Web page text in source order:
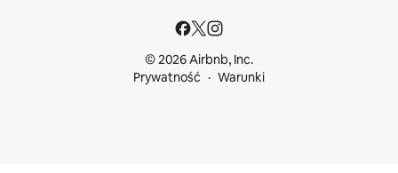
© 2026 Airbnb, Inc.
Prywatność
Warunki